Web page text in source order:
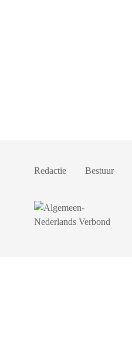
Redactie Bestuur